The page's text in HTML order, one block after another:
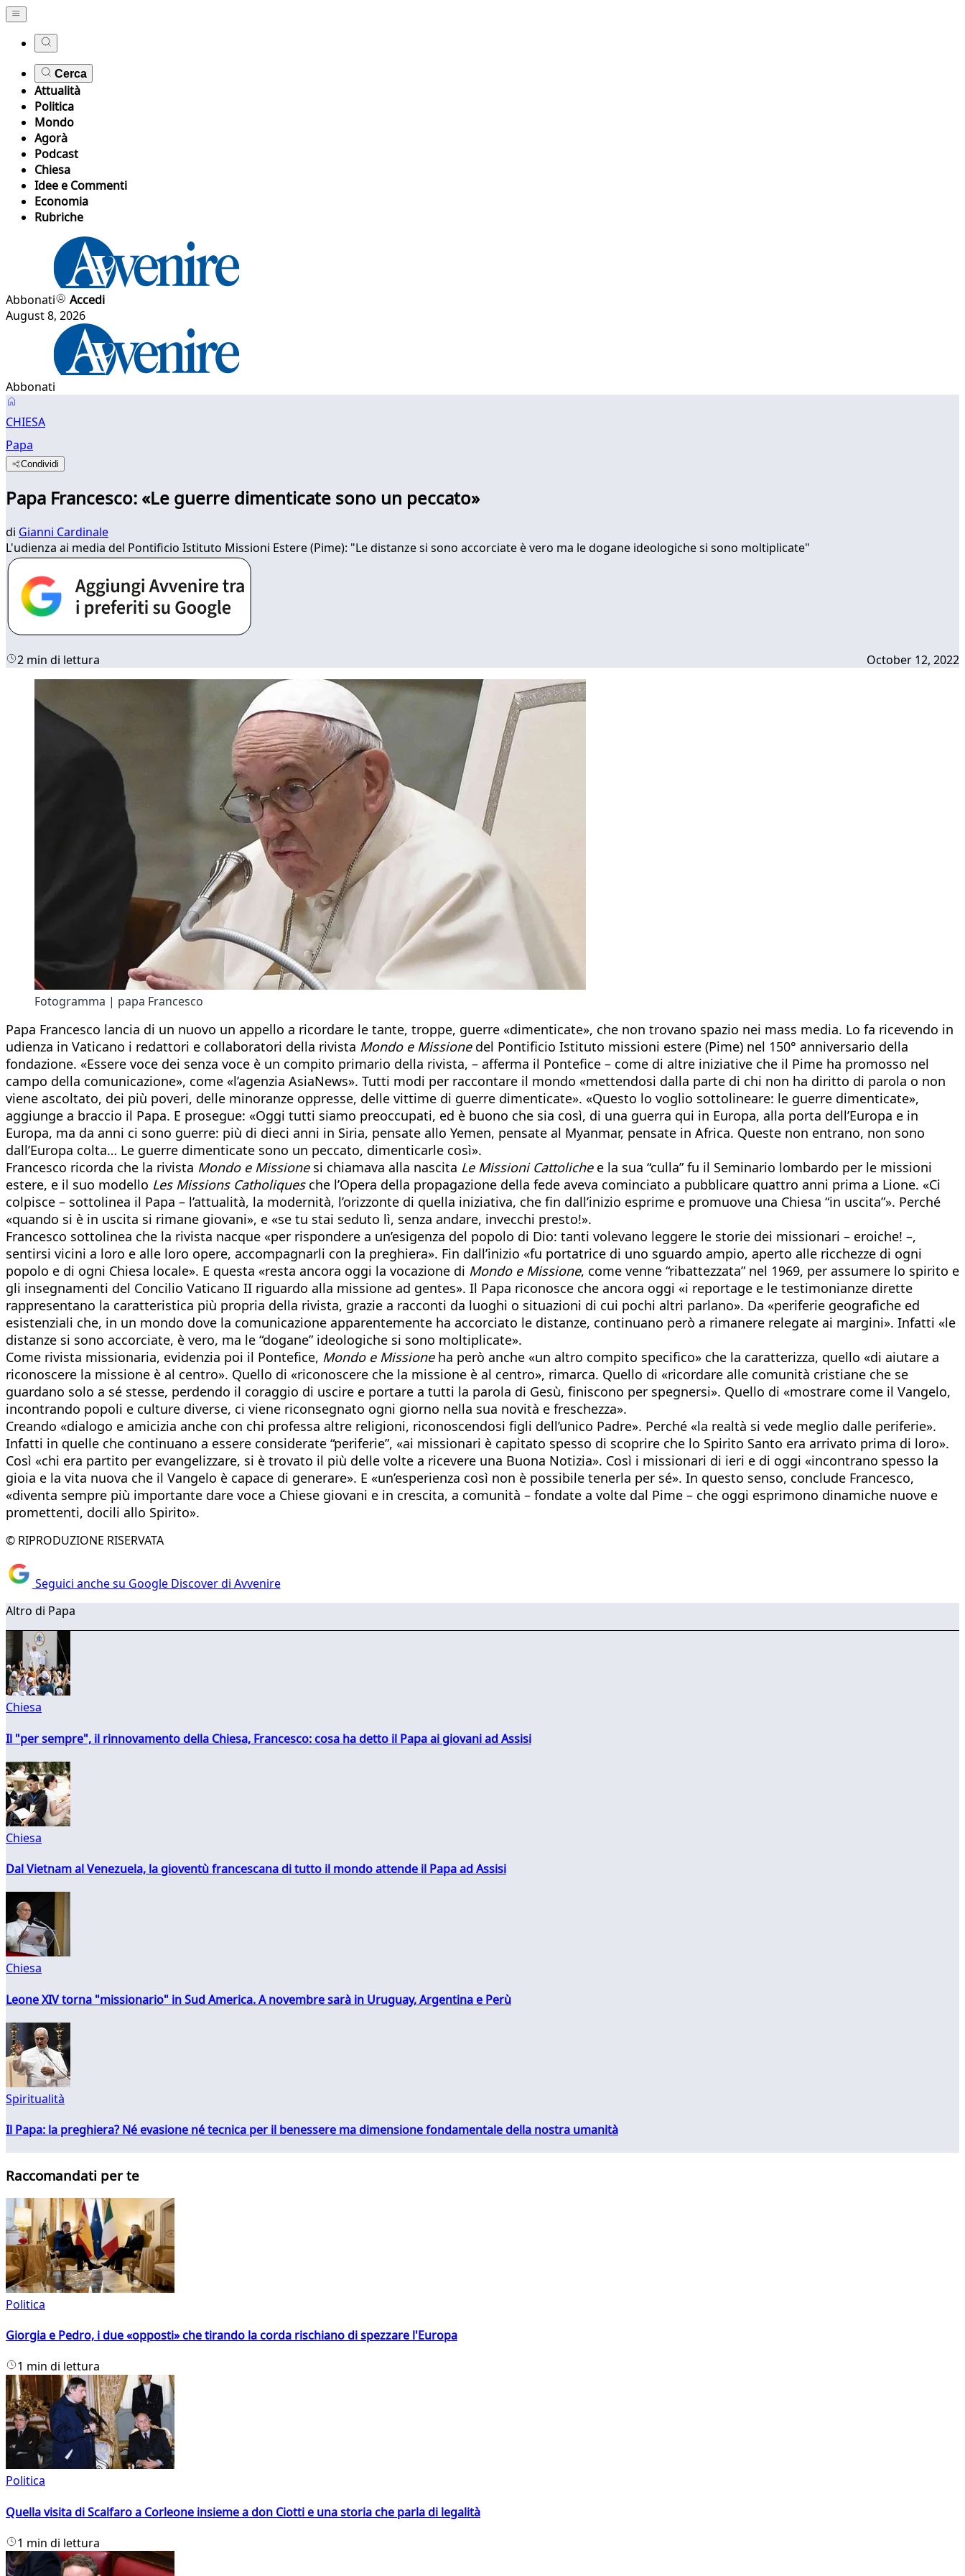
Cerca
Attualità
Politica
Mondo
Agorà
Podcast
Chiesa
Idee e Commenti
Economia
Rubriche
Abbonati
Accedi
August 8, 2026
Abbonati
CHIESA
Papa
Condividi
Papa Francesco: «Le guerre dimenticate sono un peccato»
di Gianni Cardinale
L'udienza ai media del Pontificio Istituto Missioni Estere (Pime): "Le distanze si sono accorciate è vero ma le dogane ideologiche si sono moltiplicate"
2 min di lettura October 12, 2022
Fotogramma | papa Francesco
Papa Francesco lancia di un nuovo un appello a ricordare le tante, troppe, guerre «dimenticate», che non trovano spazio nei mass media. Lo fa ricevendo in
udienza in Vaticano i redattori e collaboratori della rivista Mondo e Missionedel Pontificio Istituto missioni estere (Pime) nel 150° anniversario della
fondazione. «Essere voce dei senza voce è un compito primario della rivista, – afferma il Pontefice – come di altre iniziative che il Pime ha promosso nel
campo della comunicazione», come «l’agenzia AsiaNews». Tutti modi per raccontare il mondo «mettendosi dalla parte di chi non ha diritto di parola o non
viene ascoltato, dei più poveri, delle minoranze oppresse, delle vittime di guerre dimenticate». «Questo lo voglio sottolineare: le guerre dimenticate»,
aggiunge a braccio il Papa. E prosegue: «Oggi tutti siamo preoccupati, ed è buono che sia così, di una guerra qui in Europa, alla porta dell’Europa e in
Europa, ma da anni ci sono guerre: più di dieci anni in Siria, pensate allo Yemen, pensate al Myanmar, pensate in Africa. Queste non entrano, non sono
dall’Europa colta… Le guerre dimenticate sono un peccato, dimenticarle così».
Francesco ricorda che la rivista Mondo e Missionesi chiamava alla nascita Le Missioni Cattolichee la sua “culla” fu il Seminario lombardo per le missioni
estere, e il suo modello Les Missions Catholiquesche l’Opera della propagazione della fede aveva cominciato a pubblicare quattro anni prima a Lione. «Ci
colpisce – sottolinea il Papa – l’attualità, la modernità, l’orizzonte di quella iniziativa, che fin dall’inizio esprime e promuove una Chiesa “in uscita”». Perché
«quando si è in uscita si rimane giovani», e «se tu stai seduto lì, senza andare, invecchi presto!».
Francesco sottolinea che la rivista nacque «per rispondere a un’esigenza del popolo di Dio: tanti volevano leggere le storie dei missionari – eroiche! –,
sentirsi vicini a loro e alle loro opere, accompagnarli con la preghiera». Fin dall’inizio «fu portatrice di uno sguardo ampio, aperto alle ricchezze di ogni
popolo e di ogni Chiesa locale». E questa «resta ancora oggi la vocazione di Mondo e Missione, come venne “ribattezzata” nel 1969, per assumere lo spirito e
gli insegnamenti del Concilio Vaticano II riguardo alla missione ad gentes». Il Papa riconosce che ancora oggi «i reportage e le testimonianze dirette
rappresentano la caratteristica più propria della rivista, grazie a racconti da luoghi o situazioni di cui pochi altri parlano». Da «periferie geografiche ed
esistenziali che, in un mondo dove la comunicazione apparentemente ha accorciato le distanze, continuano però a rimanere relegate ai margini». Infatti «le
distanze si sono accorciate, è vero, ma le “dogane” ideologiche si sono moltiplicate».
Come rivista missionaria, evidenzia poi il Pontefice, Mondo e Missioneha però anche «un altro compito specifico» che la caratterizza, quello «di aiutare a
riconoscere la missione è al centro». Quello di «riconoscere che la missione è al centro», rimarca. Quello di «ricordare alle comunità cristiane che se
guardano solo a sé stesse, perdendo il coraggio di uscire e portare a tutti la parola di Gesù, finiscono per spegnersi». Quello di «mostrare come il Vangelo,
incontrando popoli e culture diverse, ci viene riconsegnato ogni giorno nella sua novità e freschezza».
Creando «dialogo e amicizia anche con chi professa altre religioni, riconoscendosi figli dell’unico Padre». Perché «la realtà si vede meglio dalle periferie».
Infatti in quelle che continuano a essere considerate “periferie”, «ai missionari è capitato spesso di scoprire che lo Spirito Santo era arrivato prima di loro».
Così «chi era partito per evangelizzare, si è trovato il più delle volte a ricevere una Buona Notizia». Così i missionari di ieri e di oggi «incontrano spesso la
gioia e la vita nuova che il Vangelo è capace di generare». E «un’esperienza così non è possibile tenerla per sé». In questo senso, conclude Francesco,
«diventa sempre più importante dare voce a Chiese giovani e in crescita, a comunità – fondate a volte dal Pime – che oggi esprimono dinamiche nuove e
promettenti, docili allo Spirito».
© RIPRODUZIONE RISERVATA
Seguici anche su Google Discover di Avvenire
Altro di Papa
Chiesa
Il "per sempre", il rinnovamento della Chiesa, Francesco: cosa ha detto il Papa ai giovani ad Assisi
Chiesa
Dal Vietnam al Venezuela, la gioventù francescana di tutto il mondo attende il Papa ad Assisi
Chiesa
Leone XIV torna "missionario" in Sud America. A novembre sarà in Uruguay, Argentina e Perù
Spiritualità
Il Papa: la preghiera? Né evasione né tecnica per il benessere ma dimensione fondamentale della nostra umanità
Raccomandati per te
Politica
Giorgia e Pedro, i due «opposti» che tirando la corda rischiano di spezzare l'Europa
1 min di lettura
Politica
Quella visita di Scalfaro a Corleone insieme a don Ciotti e una storia che parla di legalità
1 min di lettura